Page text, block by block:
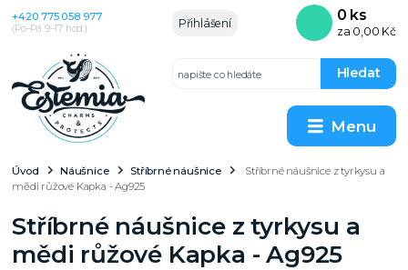
Menu
Přihlášení
Hledat
+420 775 058 977
(Po–Pá 9–17 hod.)
0 ks
za 0,00 Kč
Úvod Náušnice Stříbrné náušnice
Stříbrné náušnice z tyrkysu a
mědi růžové Kapka - Ag925
Stříbrné náušnice z tyrkysu a
mědi růžové Kapka - Ag925